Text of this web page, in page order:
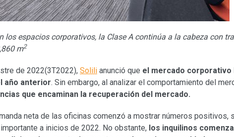
los espacios corporativos, la Clase A continúa a la cabeza con
m2
de 2022(3T2022), Solili anunció que el mercado corporativo
año anterior. Sin embargo, al analizar el comportamiento del
que encaminan la recuperación del mercado.
neta de las oficinas comenzó a mostrar números positivos,
a inicios de 2022. No obstante, los inquilinos